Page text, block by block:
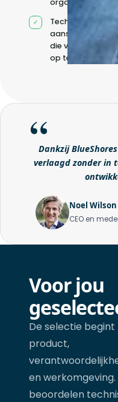
organisatie
Technische
aansturing
die volledig
op te bouwen
Dankzij
verlaagd zonder in
Noel Wilson
CEO en
Voor jou
De selectie begint
product,
en werkomgeving.
beoordelen